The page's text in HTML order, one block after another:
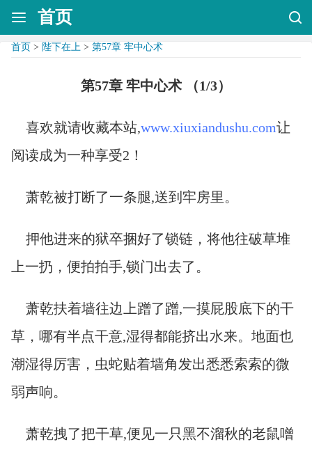
首页
首页 > 陛下在上 > 第57章 牢中心术
第57章 牢中心术 （1/3）
喜欢就请收藏本站,www.xiuxiandushu.com让
阅读成为一种享受2！
萧乾被打断了一条腿,送到牢房里。
押他进来的狱卒捆好了锁链，将他往破草堆
上一扔，便拍拍手,锁门出去了。
萧乾扶着墙往边上蹭了蹭,一摸屁股底下的干
草，哪有半点干意,湿得都能挤出水来。地面也
潮湿得厉害，虫蛇贴着墙角发出悉悉索索的微
弱声响。
萧乾拽了把干草,便见一只黑不溜秋的老鼠噌